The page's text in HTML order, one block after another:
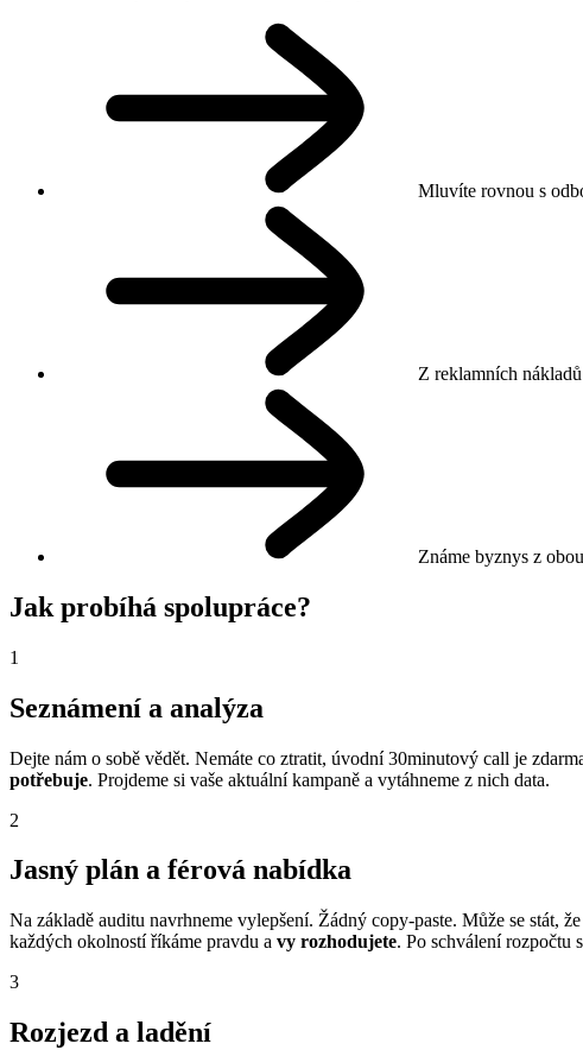
Mluvíte rovnou s
Z reklamních
Známe byznys z
Jak probíhá spolupráce?
1
Seznámení a analýza
Dejte nám o sobě vědět. Nemáte co ztratit, úvodní 30minutový call je
potřebuje. Projdeme si vaše aktuální kampaně a vytáhneme z nich data.
2
Jasný plán a férová nabídka
Na základě auditu navrhneme vylepšení. Žádný copy-paste. Může se stát,
každých okolností říkáme pravdu a vy rozhodujete. Po schválení rozpočtu
3
Rozjezd a ladění